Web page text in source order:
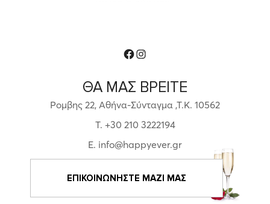
ΘΑ ΜΑΣ ΒΡΕΙΤΕ
Ρομβης 22, Αθήνα-Σύνταγμα ,Τ.Κ. 10562
T. +30 210 3222194
E. info@happyever.gr
ΕΠΙΚΟΙΝΩΝΗΣΤΕ ΜΑΖΙ ΜΑΣ
Facebook
Instagram